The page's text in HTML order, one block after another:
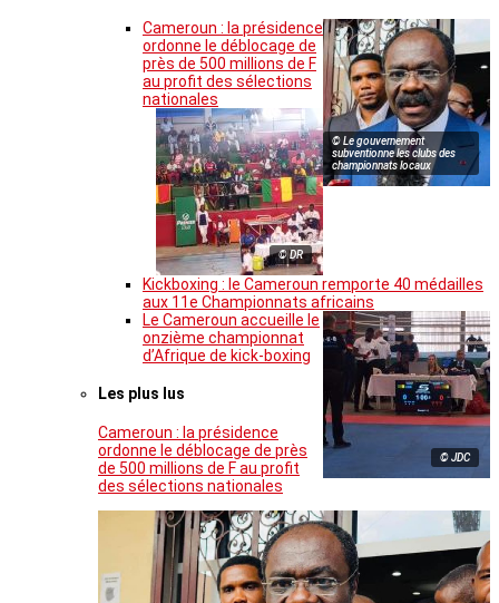
© Le gouvernement
subventionne les clubs des
championnats locaux
Cameroun : la présidence
ordonne le déblocage de
près de 500 millions de F
au profit des sélections
nationales
© DR
Kickboxing : le Cameroun remporte 40 médailles
aux 11e Championnats africains
© JDC
Le Cameroun accueille le
onzième championnat
d’Afrique de kick-boxing
Les plus lus
Cameroun : la présidence
ordonne le déblocage de près
de 500 millions de F au profit
des sélections nationales